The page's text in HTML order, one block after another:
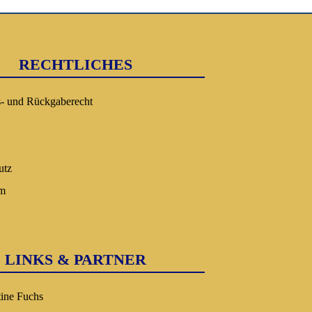
RECHTLICHES
und Rückgaberecht
LINKS & PARTNER
Fuchs